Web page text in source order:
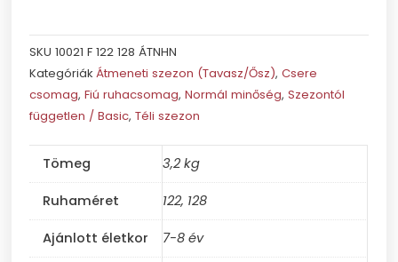
SKU10021 F 122 128 ÁTNHN
Kategóriák Átmeneti szezon (Tavasz/Ősz),Csere
csomag,Fiú ruhacsomag,Normál minőség,Szezontól
független / Basic,Téli szezon
Tömeg 3,2 kg
Ruhaméret 122, 128
Ajánlott életkor 7-8 év